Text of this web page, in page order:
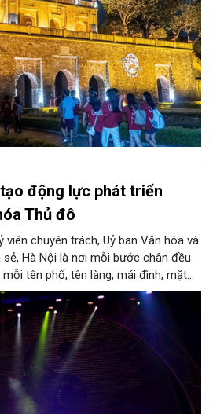
động lực phát triển
Thủ đô
viên chuyên trách, Uỷ ban Văn hóa và
Hà Nội là nơi mỗi bước chân đều
tên phố, tên làng, mái đình, mặt
ăn, làn điệu, nghề thủ công đều có
chiều sâu văn hiến của dân tộc.
câu hỏi đặt ra không chỉ Hà Nội có
văn nghệ sĩ, trí thức, không gian ký
những giá trị ấy trở thành nguồn lực
mềm, thành động lực sáng tạo,
của Thủ đô.